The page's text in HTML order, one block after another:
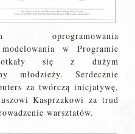
oprogramowania
w Programie
się z dużym
młodzieży. Serdecznie
za twórczą inicjatywę,
Kasprzakowi za trud
warsztatów.